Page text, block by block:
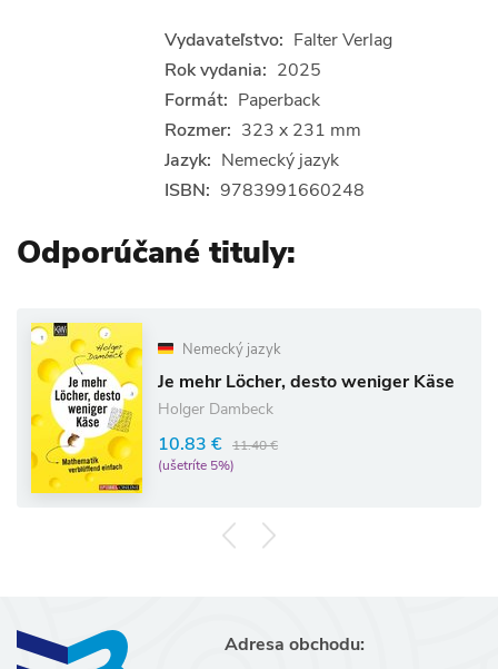
Vydavateľstvo: Falter Verlag
Rok vydania: 2025
Formát: Paperback
Rozmer: 323 x 231 mm
Jazyk: Nemecký jazyk
ISBN: 9783991660248
Odporúčané tituly:
Nemecký jazyk
Je mehr Löcher, desto weniger Käse
Holger Dambeck
10.83 € 11.40 €
(ušetríte 5%)
Adresa obchodu: